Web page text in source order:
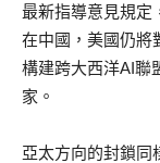
最新指導意見規定
在中國，美國仍將
構建跨大西洋AI聯
家。
亞太方向的封鎖同